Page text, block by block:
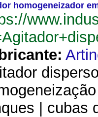
homogeneizador
| cubas